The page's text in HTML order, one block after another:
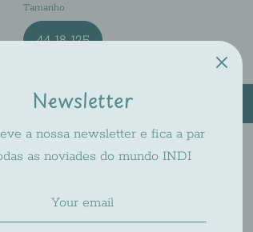
Tamanho
44-18-125
Usually ready in 2-4 days
Check availability at other stores
Newsletter
a nossa newsletter e fica a par
as noviades do mundo INDI